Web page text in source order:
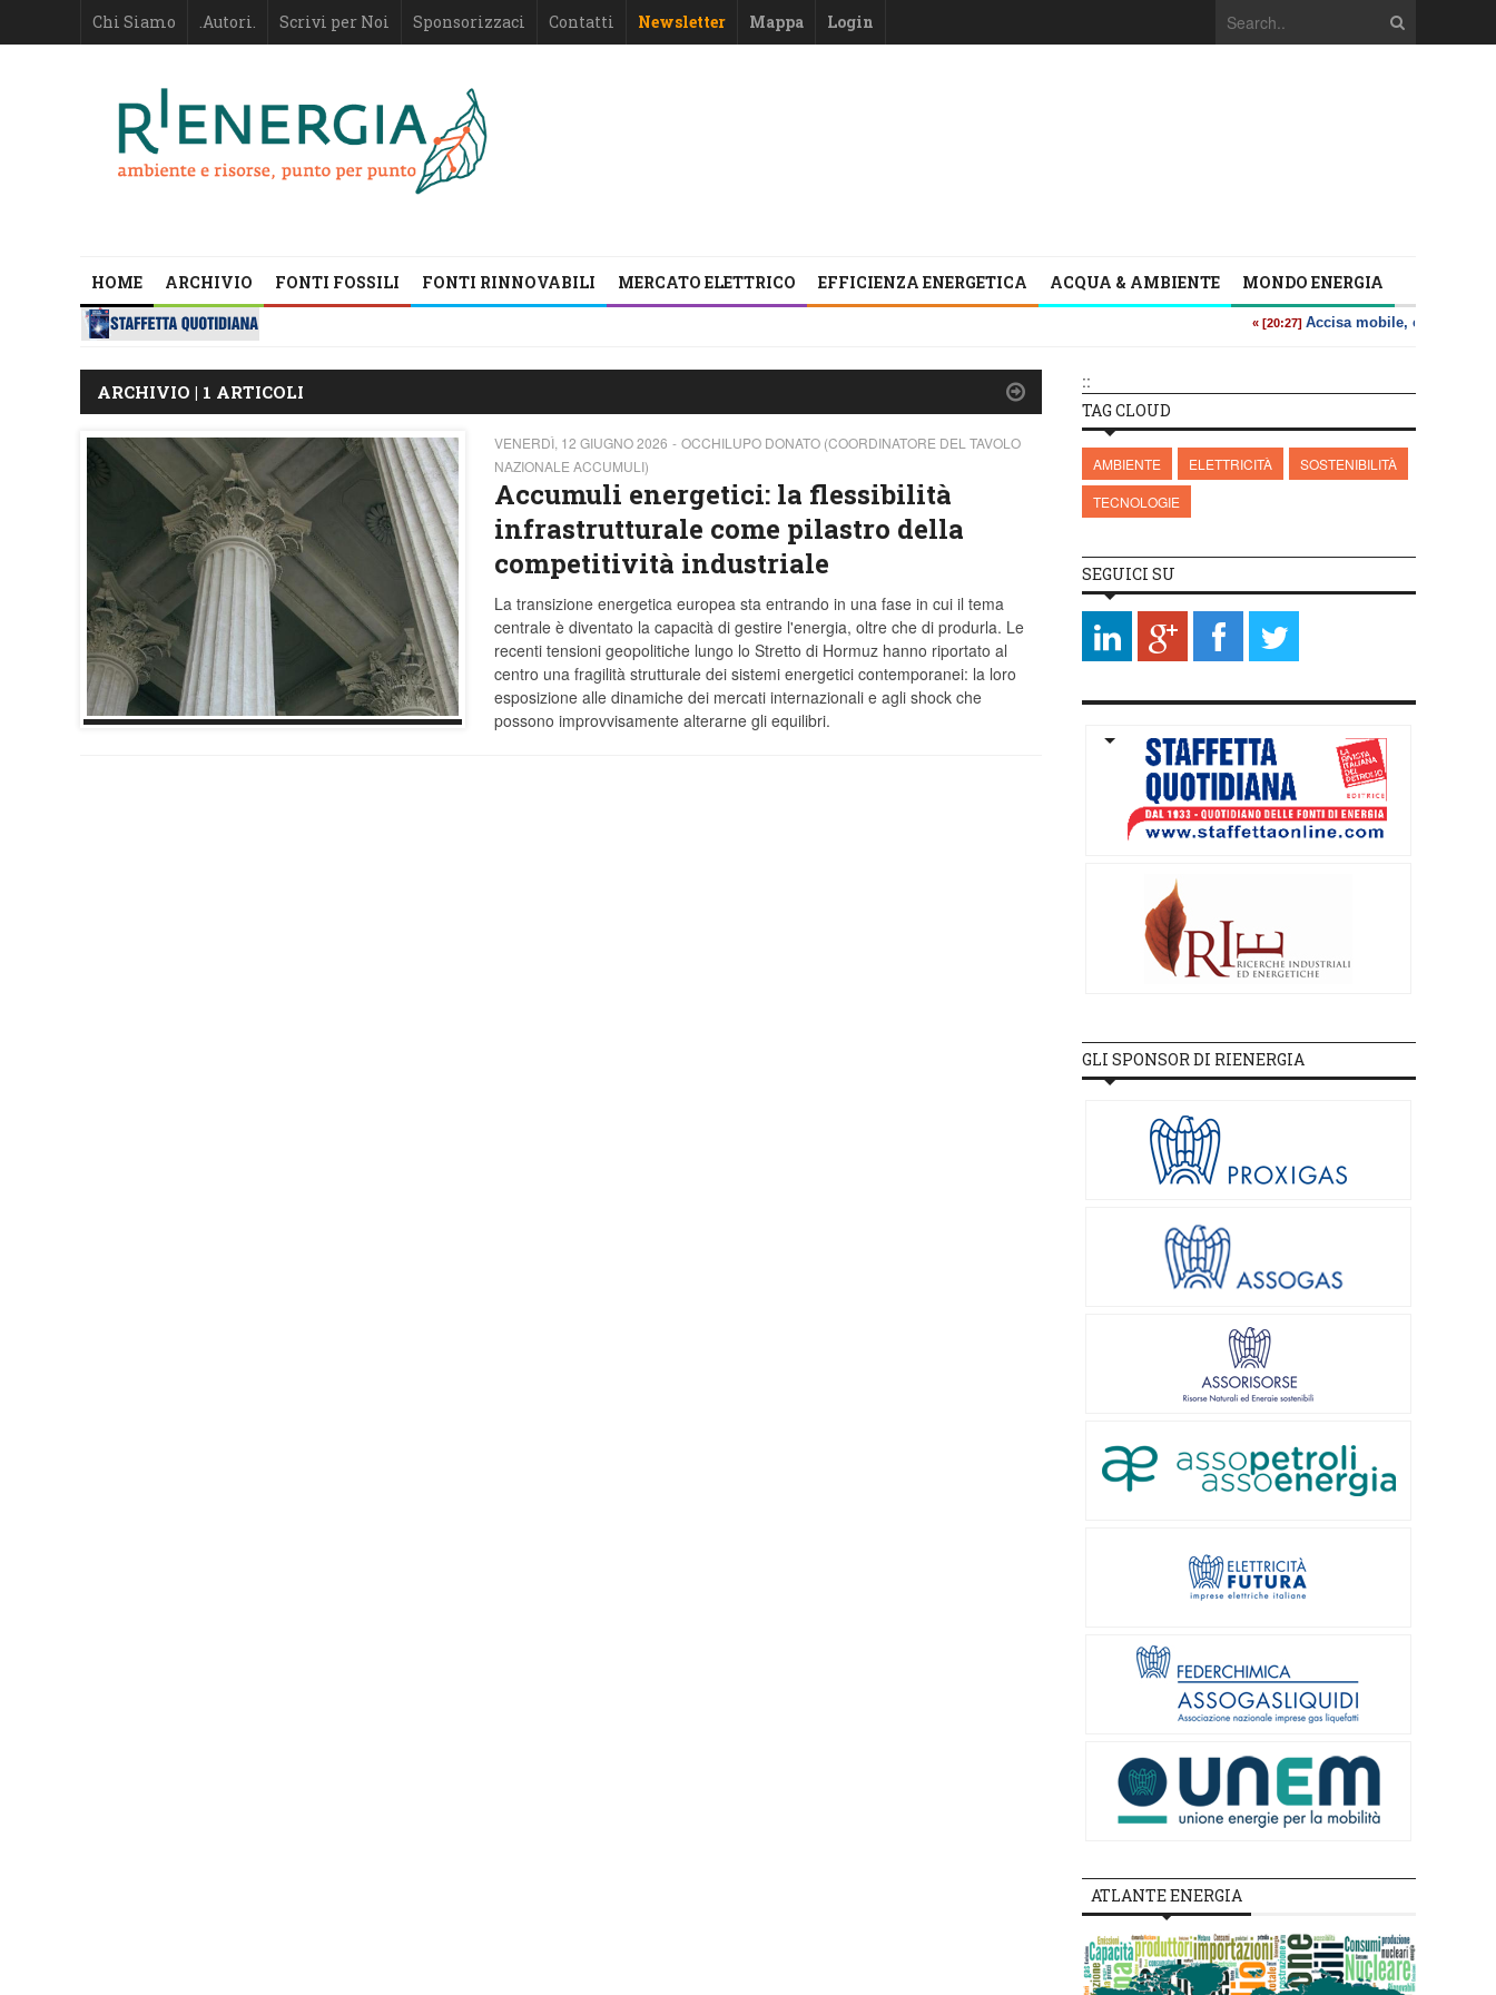
Chi Siamo .Autori. Scrivi per Noi Sponsorizzaci Contatti Newsletter Mappa Login
HOME ARCHIVIO FONTI FOSSILI FONTI RINNOVABILI MERCATO ELETTRICO EFFICIENZA ENERGETICA ACQUA & AMBIENTE MONDO ENERGIA
::
ARCHIVIO | 1 ARTICOLI
VENERDÌ, 12 GIUGNO 2026
OCCHILUPO DONATO (COORDINATORE DEL TAVOLO
NAZIONALE ACCUMULI)
Accumuli energetici: la flessibilità
infrastrutturale come pilastro della
competitività industriale
La transizione energetica europea sta entrando in una fase in cui il tema
centrale è diventato la capacità di gestire l'energia, oltre che di produrla. Le
recenti tensioni geopolitiche lungo lo Stretto di Hormuz hanno riportato al
centro una fragilità strutturale dei sistemi energetici contemporanei: la loro
esposizione alle dinamiche dei mercati internazionali e agli shock che
possono improvvisamente alterarne gli equilibri.
TAG CLOUD
AMBIENTE ELETTRICITÀ
SOSTENIBILITÀ
TECNOLOGIE
SEGUICI SU
GLI SPONSOR DI RIENERGIA
ATLANTE ENERGIA